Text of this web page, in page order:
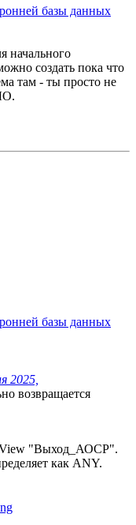
базы данных
начального
создать пока что
там - ты просто не
базы данных
2025,
возвращается
View "Выход_АОСР".
как ANY.